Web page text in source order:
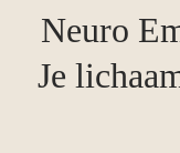
Neuro
Je